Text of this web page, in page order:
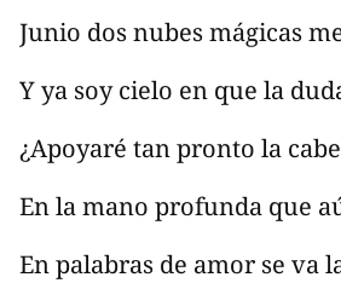
Junio dos nubes mágicas
Y ya soy cielo en que la
¿Apoyaré tan pronto la
En la mano profunda que
En palabras de amor se va